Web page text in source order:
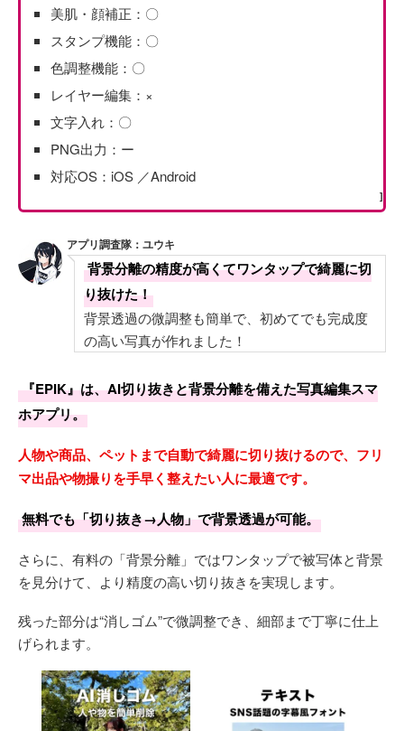
美肌・顔補正：〇
スタンプ機能：〇
色調整機能：〇
レイヤー編集：×
文字入れ：〇
PNG出力：ー
対応OS：iOS ／Android
]
アプリ調査隊：ユウキ
背景分離の精度が高くてワンタップで綺麗に切
り抜けた！
背景透過の微調整も簡単で、初めてでも完成度
の高い写真が作れました！
『EPIK』は、AI切り抜きと背景分離を備えた写真編集スマ
ホアプリ。
人物や商品、ペットまで自動で綺麗に切り抜けるので、フリ
マ出品や物撮りを手早く整えたい人に最適です。
無料でも「切り抜き→人物」で背景透過が可能。
さらに、有料の「背景分離」ではワンタップで被写体と背景
を見分けて、より精度の高い切り抜きを実現します。
残った部分は“消しゴム”で微調整でき、細部まで丁寧に仕上
げられます。